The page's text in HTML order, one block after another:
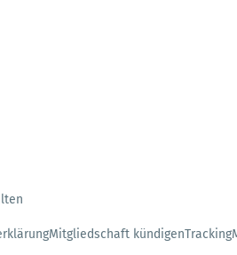
Mitgliedschaft kündigenTracking